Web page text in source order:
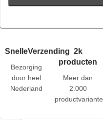
SnelleVerzending
Bezorging
door heel
Nederland
2k
producten
Meer dan
2.000